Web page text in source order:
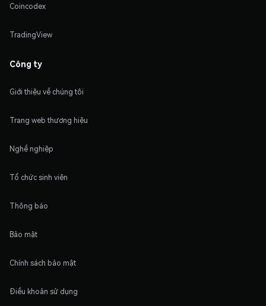
Coincodex
TradingView
Công ty
Giới thiệu về chúng tôi
Trang web thương hiệu
Nghề nghiệp
Tổ chức sinh viên
Thông báo
Bảo mật
Chính sách bảo mật
Điều khoản sử dụng